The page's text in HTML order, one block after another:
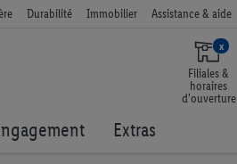
Durabilité Immobilier Assistance & aide
x
Filiales &
horaires
d'ouverture
Extras